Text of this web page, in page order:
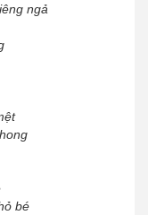
ngả
bé